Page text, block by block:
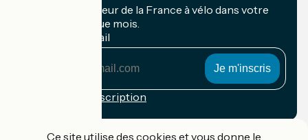
Recevez le meilleur de la France à vélo dans votre
boîte mail chaque mois.
Mon adresse mail
Conditions d'inscription
Ce site utilise des cookies et vous donne le